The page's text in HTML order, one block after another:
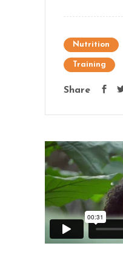
Nutrition
Training
Share